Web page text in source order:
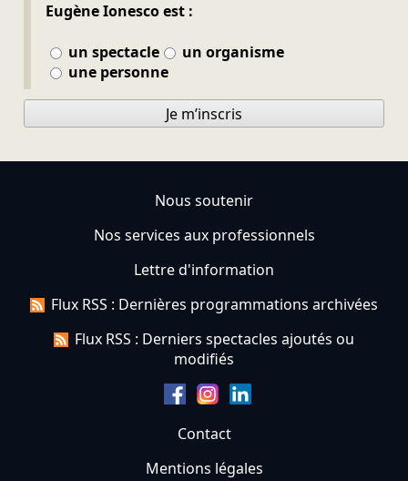
Eugène Ionesco est :
un spectacle
un organisme
une personne
Je m’inscris
Nous soutenir
Nos services aux professionnels
Lettre d'information
Flux RSS : Dernières programmations archivées
Flux RSS : Derniers spectacles ajoutés ou
modifiés
Contact
Mentions légales